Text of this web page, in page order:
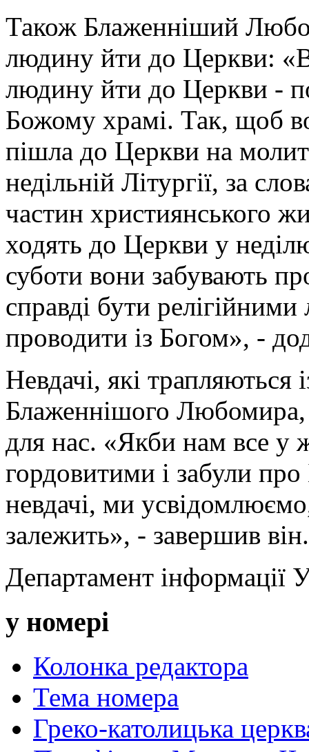
Також Блаженніший
людину йти до Церкви:
людину йти до Церкви -
Божому храмі. Так, щоб
пішла до Церкви на
недільній Літургії, за
частин християнського
ходять до Церкви у
суботи вони забувають
справді бути
проводити із Богом», -
Невдачі, які
Блаженнішого
для нас. «Якби нам все у
гордовитими і забули
невдачі, ми
залежить», - завершив він.
Департамент
у номері
Колонка редактора
Тема номера
Греко-католицька